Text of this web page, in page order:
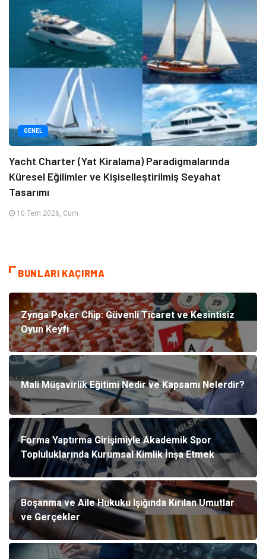
GENEL
Yacht Charter (Yat Kiralama) Paradigmalarında
Küresel Eğilimler ve Kişiselleştirilmiş Seyahat
Tasarımı
10 Tem 2026, Cum
BUNLARI KAÇIRMA
Zynga Poker Chip: Güvenli Ticaret ve Kesintisiz
Oyun Keyfi
Mali Müşavirlik Eğitimi Nedir ve Kapsamı Nelerdir?
Forma Yaptırma Girişimiyle Akademik Spor
Topluluklarında Kurumsal Kimlik İnşa Etmek
Boşanma ve Aile Hukuku Işığında Kırılan Umutlar
ve Gerçekler